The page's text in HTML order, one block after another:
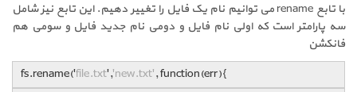
با تابع rename می توانیم نام یک فایل را تغییر دهیم. این تابع نیز شامل
سه پارامتر است که اولی نام فایل و دومی نام جدید فایل و سومی هم
فانکشن
fs.rename('file.txt','new.txt', function(err){